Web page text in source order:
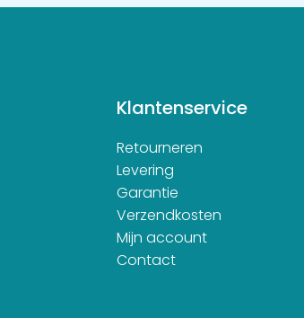
Klantenservice
Retourneren
Levering
Garantie
Verzendkosten
Mijn account
Contact